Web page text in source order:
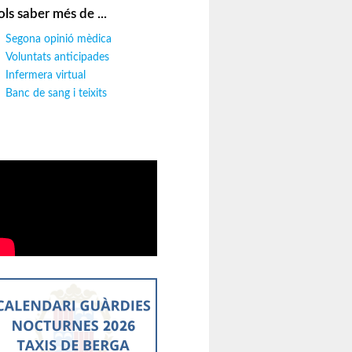
saber més de ...
Segona opinió mèdica
Voluntats anticipades
Infermera virtual
Banc de sang i teixits